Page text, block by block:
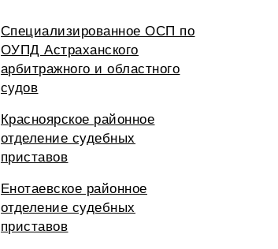
Специализированное ОСП по
ОУПД Астраханского
арбитражного и областного
судов
Красноярское районное
отделение судебных
приставов
Енотаевское районное
отделение судебных
приставов